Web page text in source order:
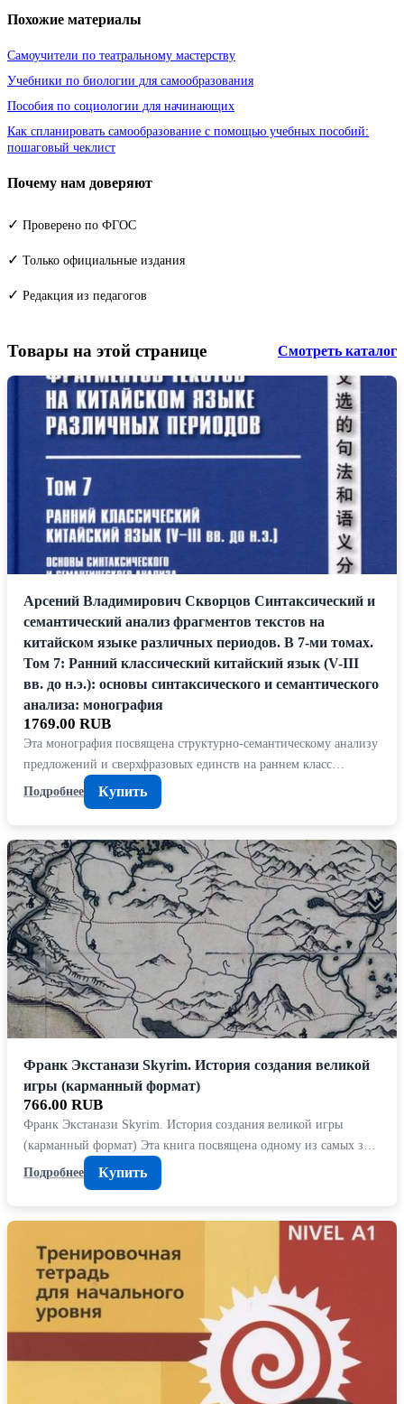
Похожие материалы
Самоучители по театральному мастерству
Учебники по биологии для самообразования
Пособия по социологии для начинающих
Как спланировать самообразование с помощью учебных пособий:
пошаговый чеклист
Почему нам доверяют
✓ Проверено по ФГОС
✓ Только официальные издания
✓ Редакция из педагогов
Товары на этой странице Смотреть каталог
Арсений Владимирович Скворцов Синтаксический и
семантический анализ фрагментов текстов на
китайском языке различных периодов. В 7-ми томах.
Том 7: Ранний классический китайский язык (V-III
вв. до н.э.): основы синтаксического и семантического
анализа: монография
1769.00 RUB
Эта монография посвящена структурно-семантическому анализу
предложений и сверхфразовых единств на раннем класс…
Подробнее
Купить
Франк Экстанази Skyrim. История создания великой
игры (карманный формат)
766.00 RUB
Франк Экстанази Skyrim. История создания великой игры
(карманный формат) Эта книга посвящена одному из самых з…
Подробнее
Купить